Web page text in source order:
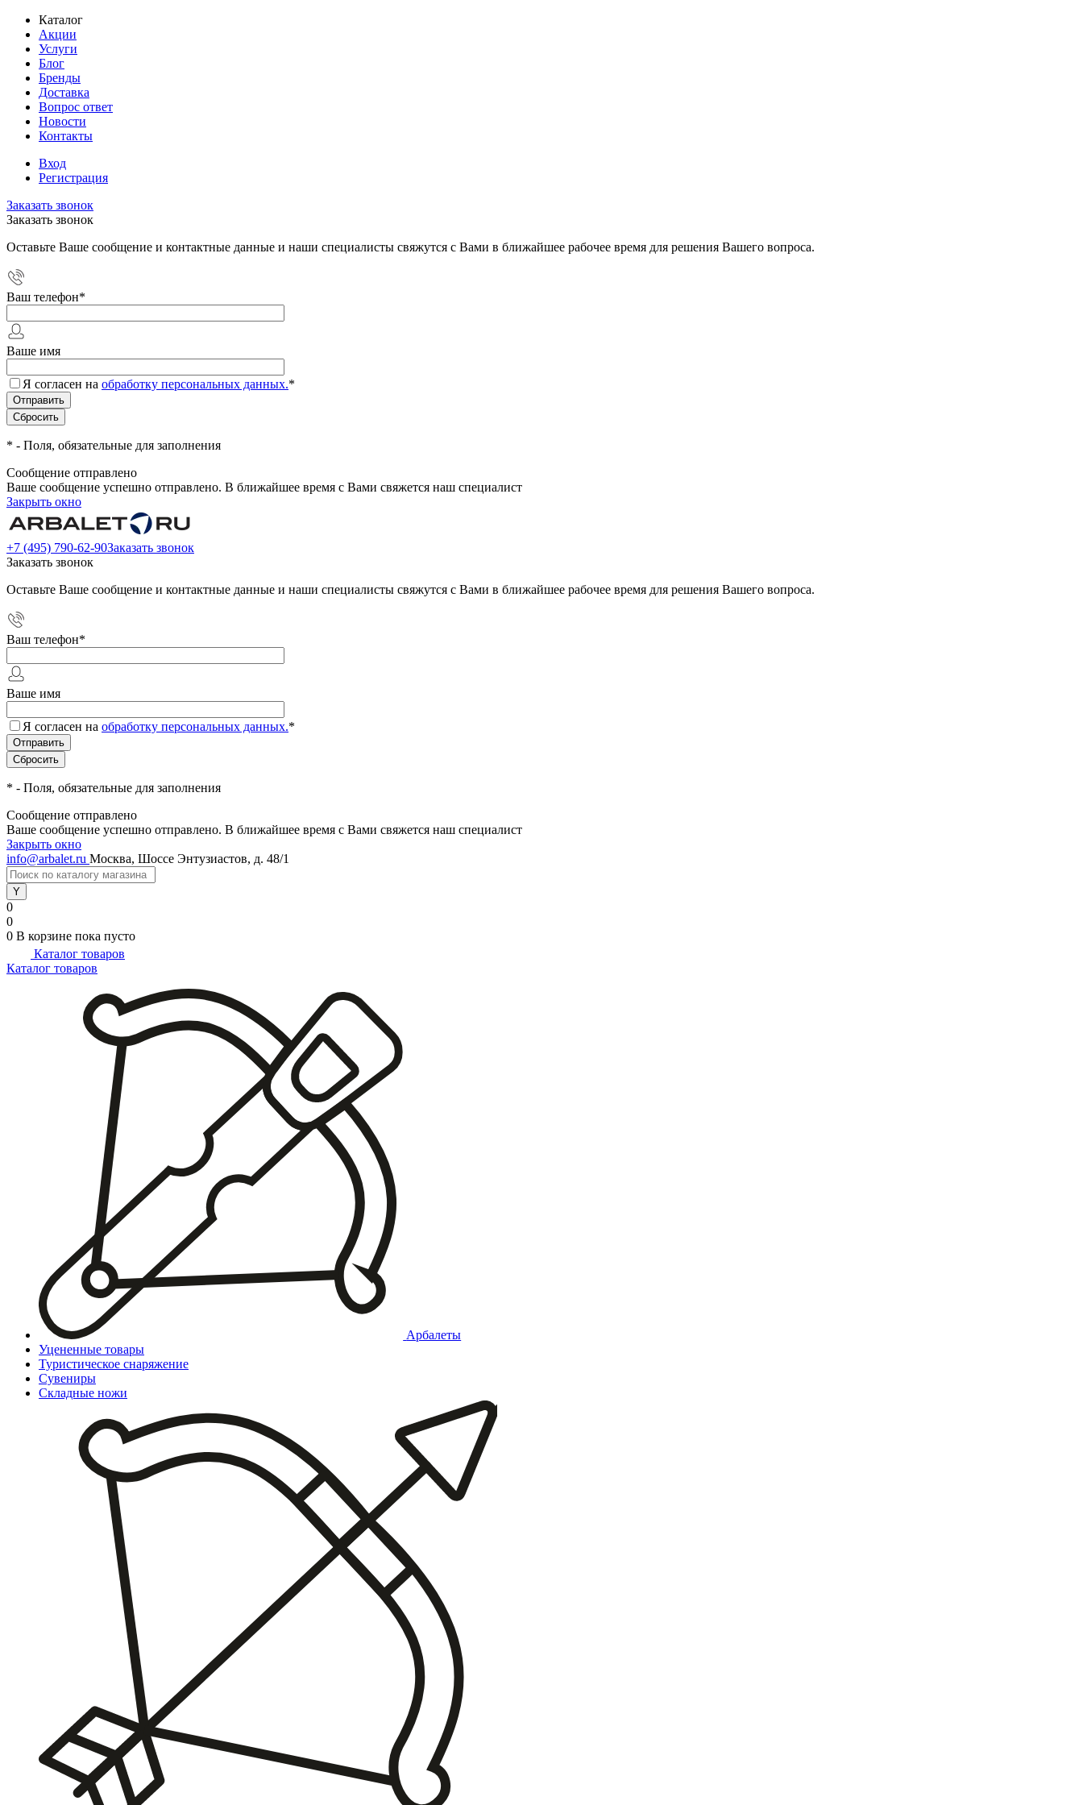
Каталог
Акции
Услуги
Блог
Бренды
Доставка
Вопрос ответ
Новости
Контакты
Вход
Регистрация
Заказать звонок
Заказать звонок
Оставьте Ваше сообщение и контактные данные и наши специалисты свяжутся с Вами в ближайшее рабочее время для решения Вашего вопроса.
Ваш телефон*
Ваше имя
Я согласен на обработку персональных данных.*
* - Поля, обязательные для заполнения
Сообщение отправлено
Ваше сообщение успешно отправлено. В ближайшее время с Вами свяжется наш специалист
Закрыть окно
+7 (495) 790-62-90Заказать звонок
Заказать звонок
Оставьте Ваше сообщение и контактные данные и наши специалисты свяжутся с Вами в ближайшее рабочее время для решения Вашего вопроса.
Ваш телефон*
Ваше имя
Я согласен на обработку персональных данных.*
* - Поля, обязательные для заполнения
Сообщение отправлено
Ваше сообщение успешно отправлено. В ближайшее время с Вами свяжется наш специалист
Закрыть окно
info@arbalet.ru Москва, Шоссе Энтузиастов, д. 48/1
0
0
0 В корзине пока пусто
Каталог товаров
Каталог товаров
Арбалеты
Уцененные товары
Туристическое снаряжение
Сувениры
Складные ножи